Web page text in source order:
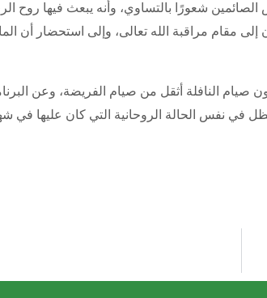
شعورًا بالتساوي، وأنه يبعث فيها روح
إلى مقام مراقبة الله تعالى، وإلى استحضار أن
النافلة أثقل من صيام الفريضة، وعن
في نفس الحالة الروحانية التي كان عليها